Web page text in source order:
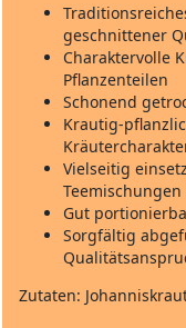
geschnittener
Charaktervolle
Pflanzenteilen
Schonend
Vielseitig
Teemischungen
Gut
Sorgfältig
Zutaten: